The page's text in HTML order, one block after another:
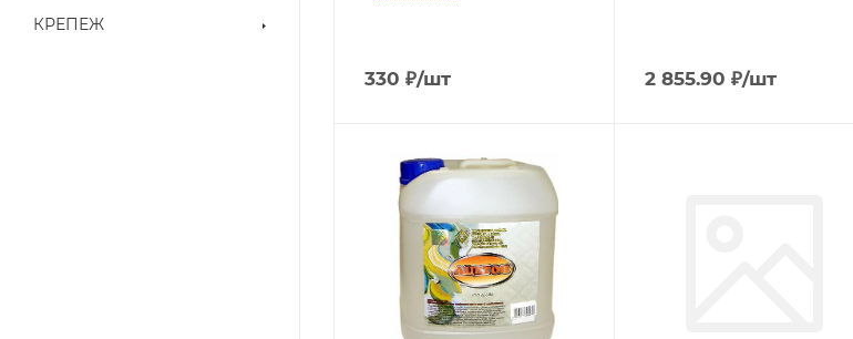
КРЕПЕЖ
330 ₽/шт 2 855.90 ₽/шт